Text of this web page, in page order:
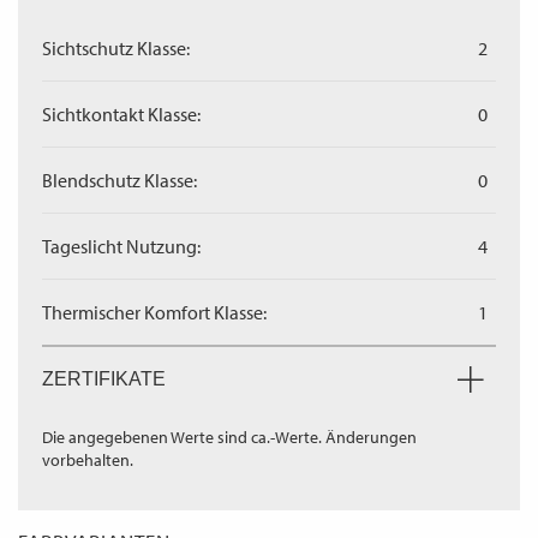
Sichtschutz Klasse: 2
Sichtkontakt Klasse: 0
Blendschutz Klasse: 0
Tageslicht Nutzung: 4
Thermischer Komfort Klasse: 1
ZERTIFIKATE
Die angegebenen Werte sind ca.-Werte. Änderungen
vorbehalten.